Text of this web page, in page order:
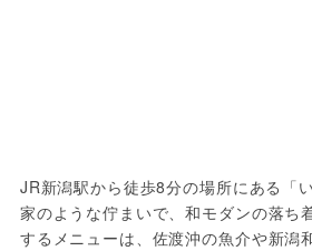
JR新潟駅から徒歩8分の場所にある「
家のような佇まいで、和モダンの落ち
するメニューは、佐渡沖の魚介や新潟